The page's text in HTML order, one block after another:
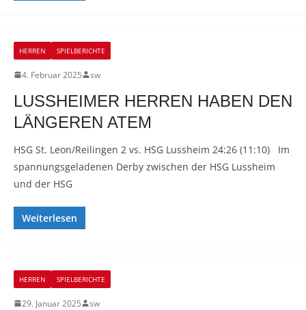
HERREN SPIELBERICHTE
4. Februar 2025 sw
LUSSHEIMER HERREN HABEN DEN
LÄNGEREN ATEM
HSG St. Leon/Reilingen 2 vs. HSG Lussheim 24:26 (11:10) Im
spannungsgeladenen Derby zwischen der HSG Lussheim
und der HSG
Weiterlesen
HERREN SPIELBERICHTE
29. Januar 2025 sw